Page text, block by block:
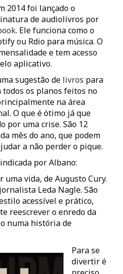
2014 foi lançado o
de audiolivros por
. Ele funciona como o
ou Rdio para música. O
e tem acesso
aplicativo.
sugestão de livros para
os planos feitos no
na área
O que é ótimo já que
por uma crise. São 12
mês do ano, que podem
a não perder o pique.
por Albano:
uma vida, de Augusto Cury.
Leda Nagle. São
acessível e prático,
reescrever o enredo da
numa história de
Para se
divertir é